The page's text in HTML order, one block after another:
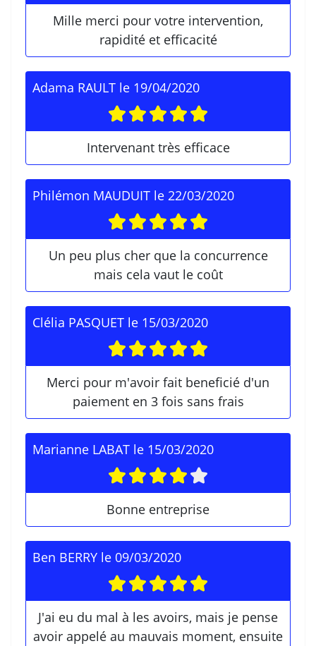
Mille merci pour votre intervention,
rapidité et efficacité
Adama RAULT le 19/04/2020
Intervenant très efficace
Philémon MAUDUIT le 22/03/2020
Un peu plus cher que la concurrence
mais cela vaut le coût
Clélia PASQUET le 15/03/2020
Merci pour m'avoir fait beneficié d'un
paiement en 3 fois sans frais
Marianne LABAT le 15/03/2020
Bonne entreprise
Ben BERRY le 09/03/2020
J'ai eu du mal à les avoirs, mais je pense
avoir appelé au mauvais moment, ensuite